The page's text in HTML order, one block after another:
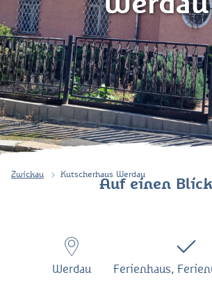
Zwickau Kutscherhaus Werdau
Auf einen Blick
Werdau Ferienhaus,